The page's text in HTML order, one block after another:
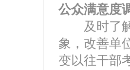
公众满意度
及时了解
象，改善单
变以往干部